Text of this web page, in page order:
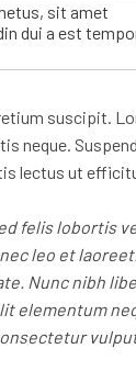
sit amet
dui a est
suscipit.
neque.
lectus ut
felis lobortis
leo et
Nunc nibh
elementum